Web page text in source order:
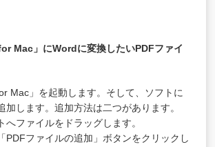
Mac」にWordに変換したいPDFファイ
Mac」 を起動します。そして、ソフトに
加します。追加方法は二つがあります。
ファイルをドラッグします。
ファイルの追加」ボタンをクリックし